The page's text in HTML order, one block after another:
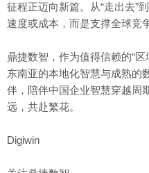
征程正迈向新篇。从“走出去”
速度或成本，而是支撑全球竞
鼎捷数智，作为值得信赖的“
东南亚的本地化智慧与成熟的
伴，陪伴中国企业智慧穿越周
远，共赴繁花。
Digiwin